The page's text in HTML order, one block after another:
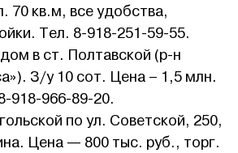
70 кв.м, все удобства,
Тел. 8-918-251-59-55.
в ст. Полтавской (р-н
З/у 10 сот. Цена – 1,5 млн.
918-966-89-20.
по ул. Советской, 250,
Цена — 800 тыс. руб., торг.